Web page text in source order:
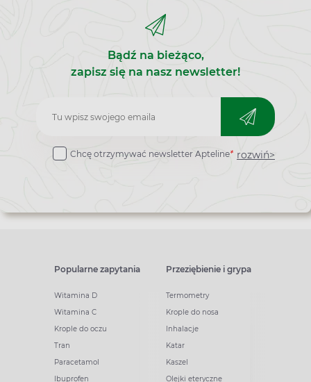
Bądź na bieżąco,
zapisz się na nasz newsletter!
Zapisz
do
Chcę otrzymywać newsletter Apteline* rozwiń>
Popularne zapytania
Witamina D
Witamina C
Krople do oczu
Tran
Paracetamol
Ibuprofen
Przeziębienie i grypa
Termometry
Krople do nosa
Inhalacje
Katar
Kaszel
Olejki eteryczne